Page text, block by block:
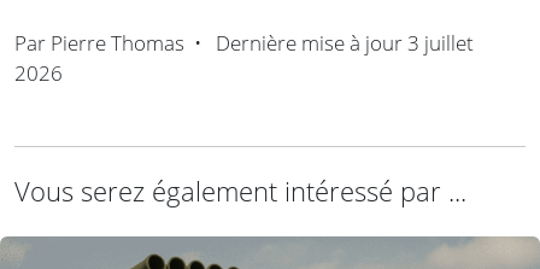
Par Pierre Thomas • Dernière mise à jour 3 juillet
2026
Vous serez également intéressé par ...